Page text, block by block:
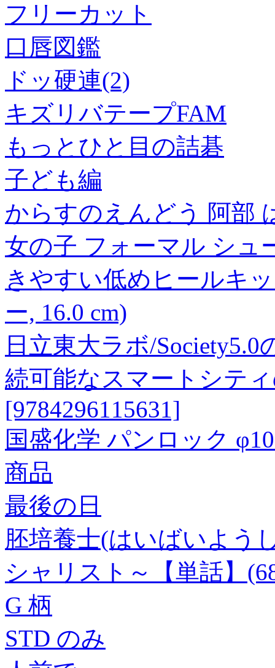
フリーカット
口唇図鑑
ドッ硬連(2)
キズリバテープFAM
もっとひと目の詰碁
子ども編
からすのえんどう 阿部
女の子 フォーマル シュ
きやすい低めヒールキ
ー, 16.0 cm)
日立東大ラボ/
続可能なスマートシテ
[9784296115631]
国盛化学 パンロック
商品
最後の日
胚培養士(はいばいよう
シャリスト～【単話】
G 柄
STD のみ